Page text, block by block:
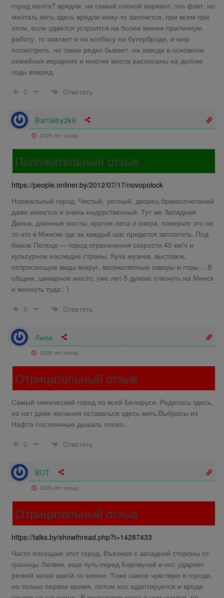
город мечта? врядли. не самый плохой вариант, это факт. но
мечтать жить здесь врядли кому-то захочется. при всем при
этом, если удается устроится на более менее приличную
работу, то хватает и на колбасу на бутерброде, и мир
посмотреть. но такое редко бывает. на заводе в основном
семейная иерархия и многие места расписаны на долгие
годы вперед.
0
Ответить
Bartleby2k6
2026 лет назад
Положительный отзыв
https://people.onliner.by/2012/07/17/novopolock
Нормальный город. Чистый, уютный, дворец бракосочетаний
даже имеется и очень недурственный. Тут же Западная
Двина, длинные мосты, кругом леса и озера, поверьте это не
то что в Минске где за каждый шаг придется заплатить. Под
боком Полоцк — город ограничения скорости 40 км/ч и
культурное наследие страны. Куча музеев, выставок,
потрясающие виды вокруг, великолепные скверы и горы… В
общем, шикарное место, уже лет 5 думаю плюнуть на Минск
и махнуть туда : )
0
Ответить
Лили
2026 лет назад
Отрицательный отзыв
Самый химический город по всей Беларуси. Родилась здесь,
но нет даже желания оставаться здесь жить.Выбросы из
Нафта постоянные дышать плохо.
0
Ответить
BUT
2026 лет назад
Отрицательный отзыв
https://talks.by/showthread.php?t=14287433
Часто посещаю этот город. Въезжая с западной стороны от
границы Латвии, еще чуть перед Боровухой в нос ударяет
резкий запах какой-то химии. Тоже самое чувствую в городе,
но только первое время, потом нос адаптируется и вроде